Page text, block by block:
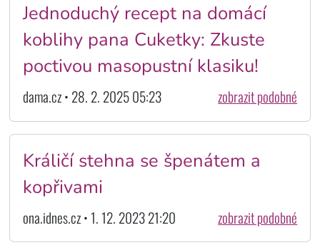
Jednoduchý recept na domácí
koblihy pana Cuketky: Zkuste
poctivou masopustní klasiku!
dama.cz • 28. 2. 2025 05:23 zobrazit podobné
Králičí stehna se špenátem a
kopřivami
ona.idnes.cz • 1. 12. 2023 21:20 zobrazit podobné